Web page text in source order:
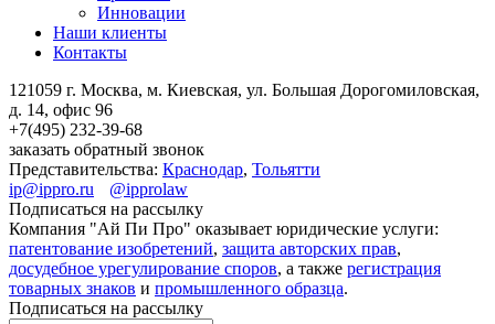
Инновации
Наши клиенты
Контакты
121059 г. Москва, м. Киевская, ул. Большая Дорогомиловская,
д. 14, офис 96
+7(495) 232-39-68
заказать обратный звонок
Представительства: Краснодар, Тольятти
ip@ippro.ru
@ipprolaw
Подписаться на рассылку
Компания "Ай Пи Про" оказывает юридические услуги:
патентование изобретений, защита авторских прав,
досудебное урегулирование споров, а также регистрация
товарных знаков и промышленного образца.
Подписаться на рассылку